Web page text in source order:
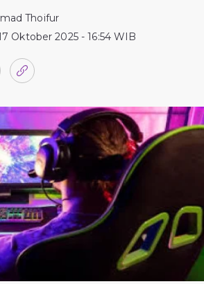
Thoifur
Oktober 2025 - 16:54 WIB